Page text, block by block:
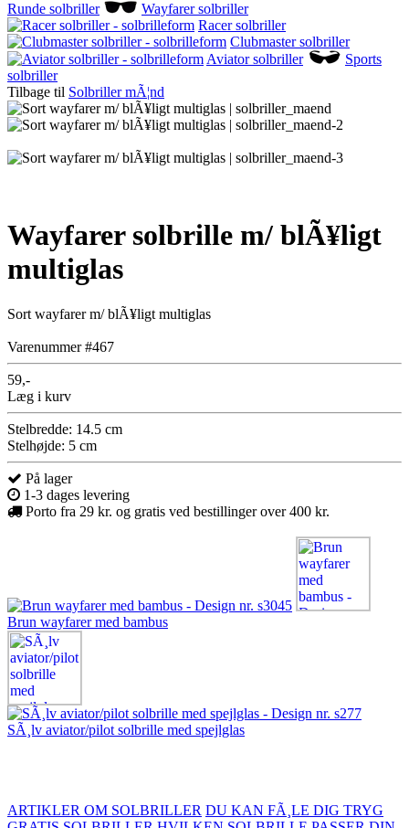
Runde solbriller
Wayfarer solbriller
Racer solbriller
Clubmaster solbriller
Aviator solbriller
Sports
solbriller
Tilbage til Solbriller mÃ¦nd
Wayfarer solbrille m/ blÃ¥ligt
multiglas
Sort wayfarer m/ blÃ¥ligt multiglas
Varenummer #467
59,-
Læg i kurv
Stelbredde: 14.5 cm
Stelhøjde: 5 cm
På lager
1-3 dages levering
Porto fra 29 kr. og gratis ved bestillinger over 400 kr.
Brun wayfarer med bambus
SÃ¸lv aviator/pilot solbrille med spejlglas
ARTIKLER OM SOLBRILLER DU KAN FÃ¸LE DIG TRYG